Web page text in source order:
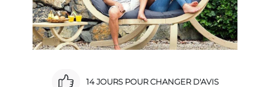
14 JOURS POUR CHANGER D'AVIS